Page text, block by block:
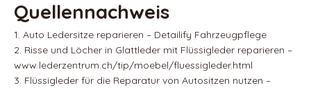
Quellennachweis
1. Auto Ledersitze reparieren – Detailify Fahrzeugpflege
2. Risse und Löcher in Glattleder mit Flüssigleder reparieren –
www.lederzentrum.ch/tip/moebel/fluessigleder.html
3. Flüssigleder für die Reparatur von Autositzen nutzen –